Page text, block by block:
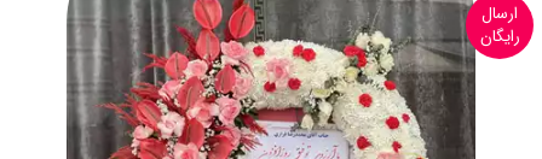
ارسال
رایگان